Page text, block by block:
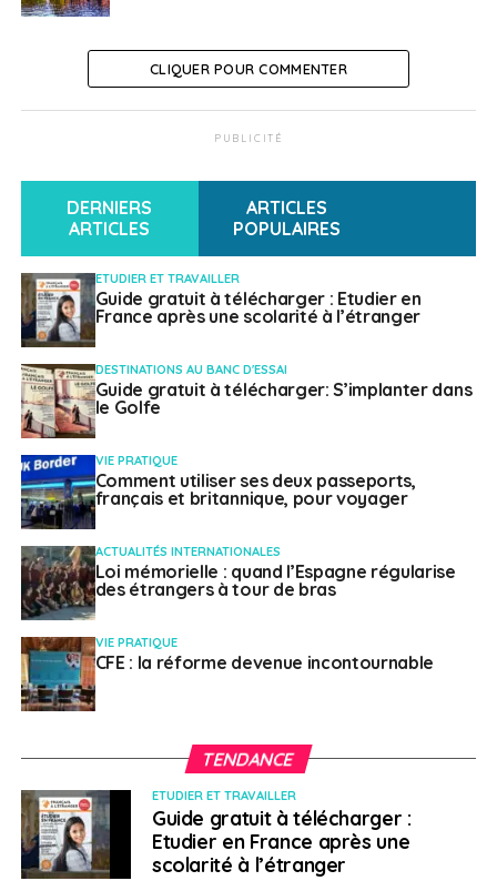
Ingénieur dans le pétrole en Norvège
CLIQUER POUR COMMENTER
PUBLICITÉ
DERNIERS
ARTICLES
ARTICLES
POPULAIRES
ETUDIER ET TRAVAILLER
Guide gratuit à télécharger : Etudier en
France après une scolarité à l’étranger
DESTINATIONS AU BANC D'ESSAI
Guide gratuit à télécharger: S’implanter dans
le Golfe
VIE PRATIQUE
Comment utiliser ses deux passeports,
français et britannique, pour voyager
ACTUALITÉS INTERNATIONALES
Loi mémorielle : quand l’Espagne régularise
des étrangers à tour de bras
VIE PRATIQUE
CFE : la réforme devenue incontournable
TENDANCE
ETUDIER ET TRAVAILLER
Guide gratuit à télécharger :
Etudier en France après une
scolarité à l’étranger